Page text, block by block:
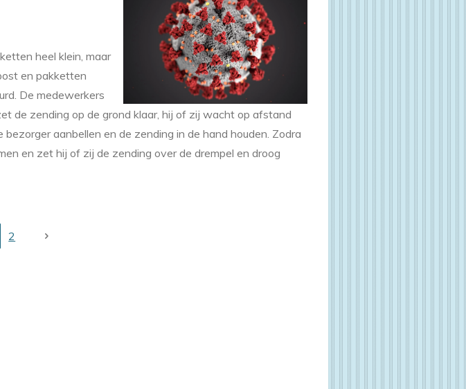
heel klein, maar
en pakketten
De medewerkers
de zending op de grond klaar, hij of zij wacht op afstand
aanbellen en de zending in de hand houden. Zodra
en zet hij of zij de zending over de drempel en droog
2